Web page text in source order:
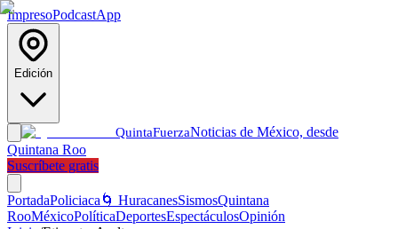
ImpresoPodcastApp
Edición
QuintaFuerzaNoticias de México, desde
Quintana Roo
Suscríbete gratis
PortadaPoliciaca 🌀 HuracanesSismosQuintana
RooMéxicoPolíticaDeportesEspectáculosOpinión